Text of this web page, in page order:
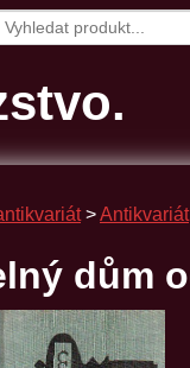
>Antikvariát
dům